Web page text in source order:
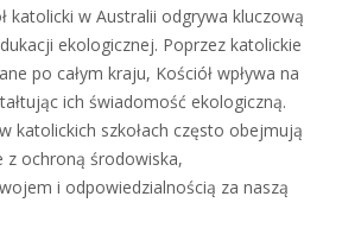
katolicki w Australii odgrywa kluczową
ekologicznej. Poprzez katolickie
po całym kraju, Kościół wpływa na
ich świadomość ekologiczną.
katolickich szkołach często obejmują
z ochroną środowiska,
i odpowiedzialnością za naszą